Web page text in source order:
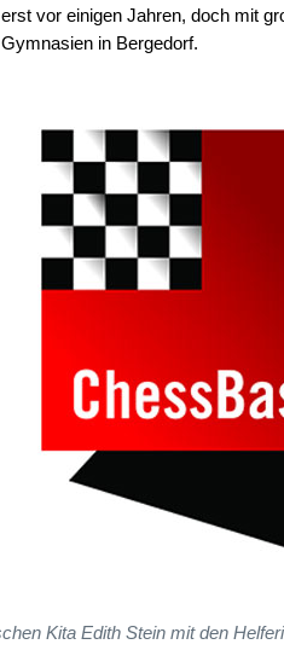
vor einigen Jahren, doch mit
in Bergedorf.
Kita Edith Stein mit den